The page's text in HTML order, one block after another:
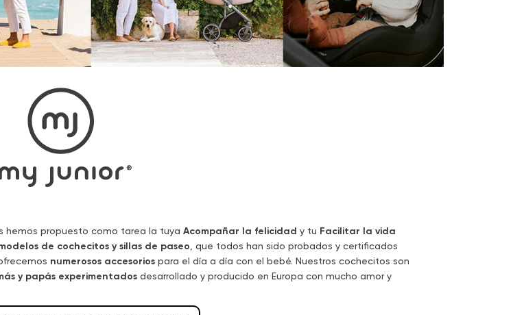
hemos propuesto como tarea la tuya Acompañar la felicidad y tu Facilitar la vida
de cochecitos y sillas de paseo , que todos han sido probados y certificados
numerosos accesorios para el día a día con el bebé. Nuestros cochecitos son
y papás experimentados desarrollado y producido en Europa con mucho amor y